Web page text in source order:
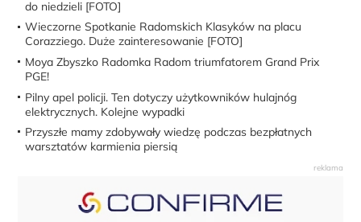
do niedzieli [FOTO]
Wieczorne Spotkanie Radomskich Klasyków na placu
Corazziego. Duże zainteresowanie [FOTO]
Moya Zbyszko Radomka Radom triumfatorem Grand Prix
PGE!
Pilny apel policji. Ten dotyczy użytkowników hulajnóg
elektrycznych. Kolejne wypadki
Przyszłe mamy zdobywały wiedzę podczas bezpłatnych
warsztatów karmienia piersią